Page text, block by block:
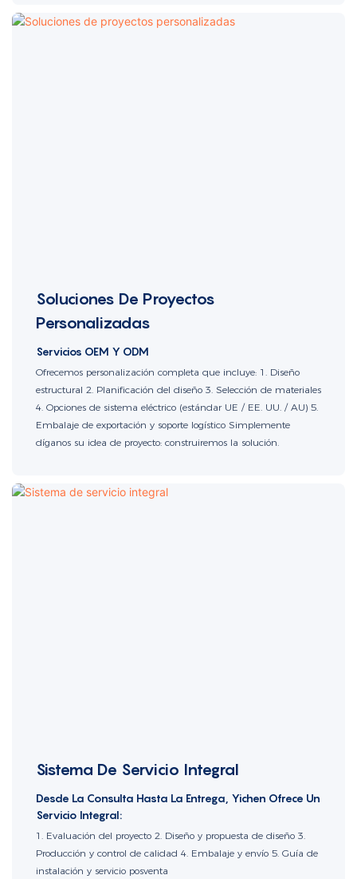
Soluciones De Proyectos
Personalizadas
Servicios OEM Y ODM
Ofrecemos personalización completa que incluye: 1. Diseño
estructural 2. Planificación del diseño 3. Selección de materiales
4. Opciones de sistema eléctrico (estándar UE / EE. UU. / AU) 5.
Embalaje de exportación y soporte logístico Simplemente
díganos su idea de proyecto: construiremos la solución.
Sistema De Servicio Integral
Desde La Consulta Hasta La Entrega, Yichen Ofrece Un
Servicio Integral:
1. Evaluación del proyecto 2. Diseño y propuesta de diseño 3.
Producción y control de calidad 4. Embalaje y envío 5. Guía de
instalación y servicio posventa